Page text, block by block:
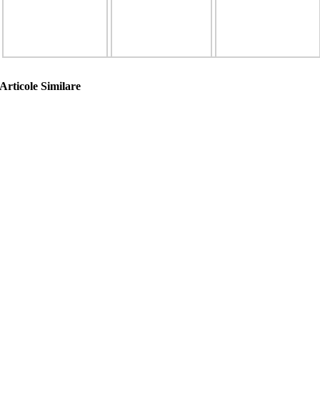
Articole Similare